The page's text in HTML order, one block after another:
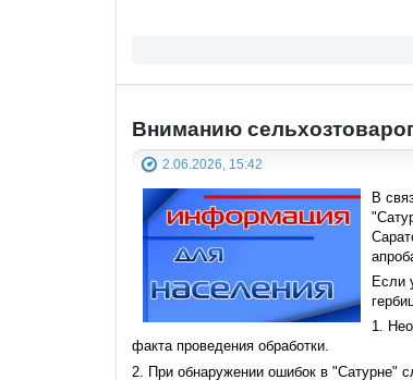
Вниманию
2.06.2026, 15:42
В
"
Если
1.
факта проведения обработки.
2. При обнаружении ошибок в "Сатурне"